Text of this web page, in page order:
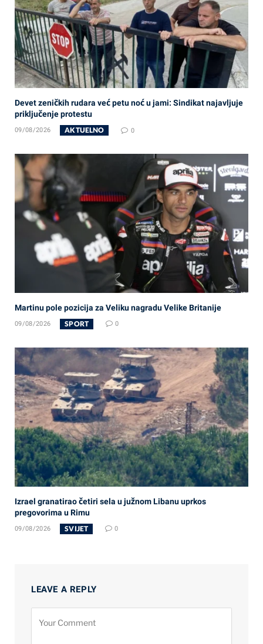
Devet zeničkih rudara već petu noć u jami: Sindikat najavljuje
priključenje protestu
09/08/2026 AKTUELNO 0
Martinu pole pozicija za Veliku nagradu Velike Britanije
09/08/2026 SPORT 0
Izrael granatirao četiri sela u južnom Libanu uprkos
pregovorima u Rimu
09/08/2026 SVIJET 0
LEAVE A REPLY